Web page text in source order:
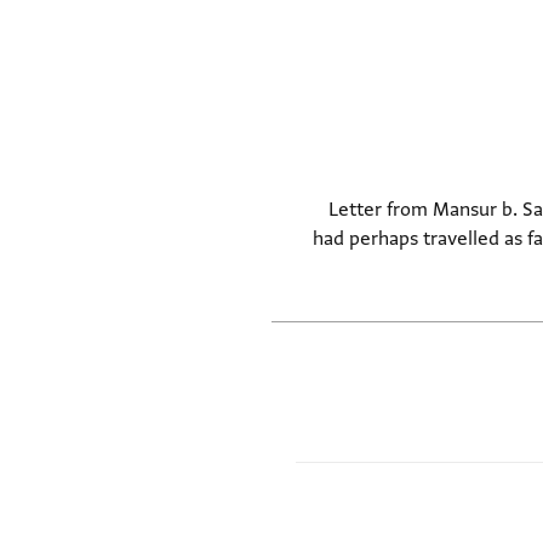
Letter from Mansur b.
had perhaps travelled as